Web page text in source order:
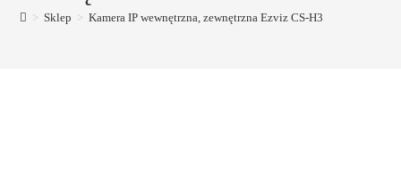
> Sklep > Kamera IP wewnętrzna, zewnętrzna Ezviz CS-H3